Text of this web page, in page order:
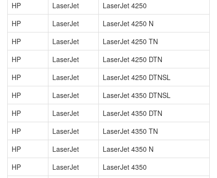
HP
LaserJet
LaserJet 4250
HP
LaserJet
LaserJet 4250 N
HP
LaserJet
LaserJet 4250 TN
HP
LaserJet
LaserJet 4250 DTN
HP
LaserJet
LaserJet 4250 DTNSL
HP
LaserJet
LaserJet 4350 DTNSL
HP
LaserJet
LaserJet 4350 DTN
HP
LaserJet
LaserJet 4350 TN
HP
LaserJet
LaserJet 4350 N
HP
LaserJet
LaserJet 4350